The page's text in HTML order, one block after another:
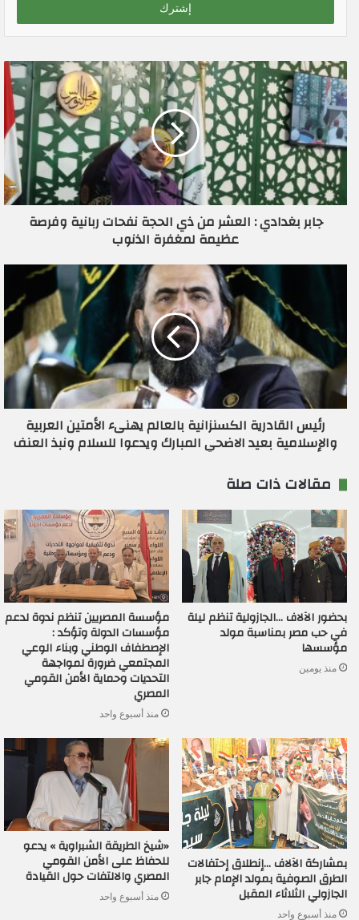
ب
ي
د
ك
ا
ل
إ
ل
ك
ت
جابر بغدادي : العشر من ذي الحجة نفحات ربانية وفرصة
عظيمة لمغفرة الذنوب
رئيس القادرية الكسنزانية بالعالم يهنىء الأمتين العربية
والإسلامية بعيد الاضحي المبارك ويدعوا للسلام ونبذ العنف
مقالات ذات صلة
بحضور الآلاف …الجازولية تنظم ليلة
في حب مصر بمناسبة مولد
مؤسسها
منذ يومين
مؤسسة المصريين تنظم ندوة لدعم
مؤسسات الدولة وتؤكد :
الإصطفاف الوطني وبناء الوعي
المجتمعي ضرورة لمواجهة
التحديات وحماية الأمن القومي
المصري
منذ أسبوع واحد
بمشاركة الآلاف …إنطلاق إحتفالات
الطرق الصوفية بمولد الإمام جابر
الجازولي الثلاثاء المقبل
منذ أسبوع واحد
«شيخ الطريقة الشبراوية » يدعو
للحفاظ على الأمن القومي
المصري والالتفات حول القيادة
منذ أسبوع واحد